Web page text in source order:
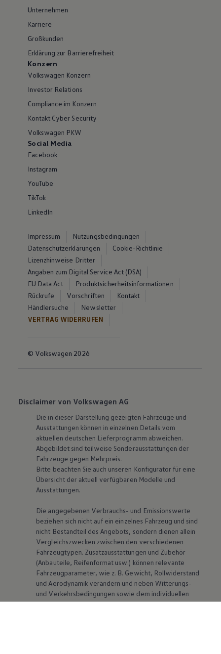
Unternehmen
Karriere
Großkunden
Erklärung zur Barrierefreiheit
Konzern
Volkswagen Konzern
Investor Relations
Compliance im Konzern
Kontakt Cyber Security
Volkswagen PKW
Social Media
Facebook
Instagram
YouTube
TikTok
LinkedIn
Impressum
Nutzungsbedingungen
Datenschutzerklärungen
Cookie-Richtlinie
Lizenzhinweise Dritter
Angaben zum Digital Service Act (DSA)
EU Data Act
Produktsicherheitsinformationen
Rückrufe
Vorschriften
Kontakt
Händlersuche
Newsletter
VERTRAG WIDERRUFEN
© Volkswagen 2026
Disclaimer von Volkswagen AG
Die in dieser Darstellung gezeigten Fahrzeuge und
Ausstattungen können in einzelnen Details vom
aktuellen deutschen Lieferprogramm abweichen.
Abgebildet sind teilweise Sonderausstattungen der
Fahrzeuge gegen Mehrpreis.
Bitte beachten Sie auch unseren Konfigurator für eine
Übersicht der aktuell verfügbaren Modelle und
Ausstattungen.
Die angegebenen Verbrauchs- und Emissionswerte
beziehen sich nicht auf ein einzelnes Fahrzeug und sind
nicht Bestandteil des Angebots, sondern dienen allein
Vergleichszwecken zwischen den verschiedenen
Fahrzeugtypen. Zusatzausstattungen und Zubehör
(Anbauteile, Reifenformat usw.) können relevante
Fahrzeugparameter, wie z. B. Gewicht, Rollwiderstand
und Aerodynamik verändern und neben Witterungs-
und Verkehrsbedingungen sowie dem individuellen
Fahrverhalten den Kraftstoffverbrauch, den